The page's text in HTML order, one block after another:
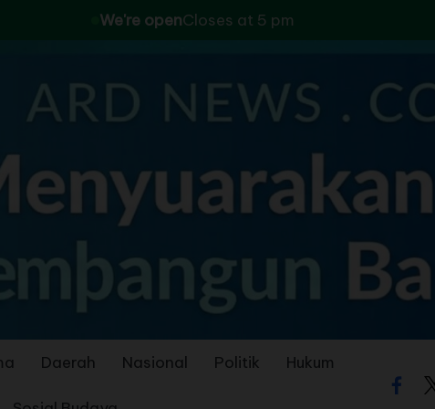
We're openCloses at 5 pm
Daerah Nasional Politik Hukum